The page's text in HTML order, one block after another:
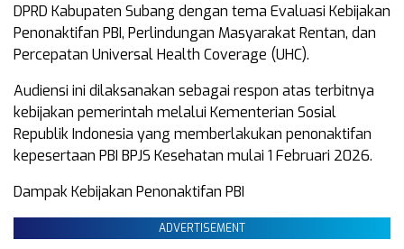
DPRD Kabupaten Subang dengan tema Evaluasi Kebijakan
Penonaktifan PBI, Perlindungan Masyarakat Rentan, dan
Percepatan Universal Health Coverage (UHC).
Audiensi ini dilaksanakan sebagai respon atas terbitnya
kebijakan pemerintah melalui Kementerian Sosial
Republik Indonesia yang memberlakukan penonaktifan
kepesertaan PBI BPJS Kesehatan mulai 1 Februari 2026.
Dampak Kebijakan Penonaktifan PBI
ADVERTISEMENT